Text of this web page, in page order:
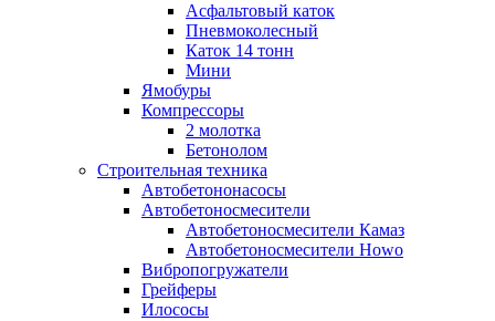
Асфальтовый каток
Пневмоколесный
Каток 14 тонн
Мини
Ямобуры
Компрессоры
2 молотка
Бетонолом
Строительная техника
Автобетононасосы
Автобетоносмесители
Автобетоносмесители Камаз
Автобетоносмесители Howo
Вибропогружатели
Грейферы
Илососы